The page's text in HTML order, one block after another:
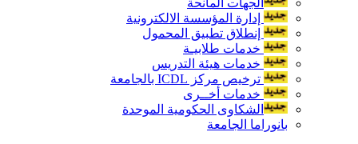
إدارة المؤسسة الالكترونية
إنطلاق تطبيق المحمول
خدمات طلابيـة
خدمات هيئة التدريس
ترخيص مركز ICDL بالجامعة
خدمات أخــرى
الشكاوى الحكومية الموحدة
بانوراما الجامعة